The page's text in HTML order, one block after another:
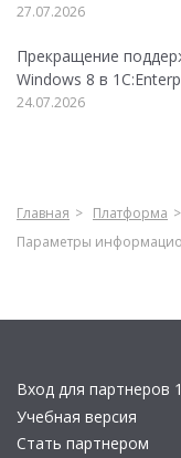
27.07.2026
Прекращение
Windows 8 в
24.07.2026
Главная Платформа
Параметры
Вход для партнеров
Учебная версия
Стать партнером